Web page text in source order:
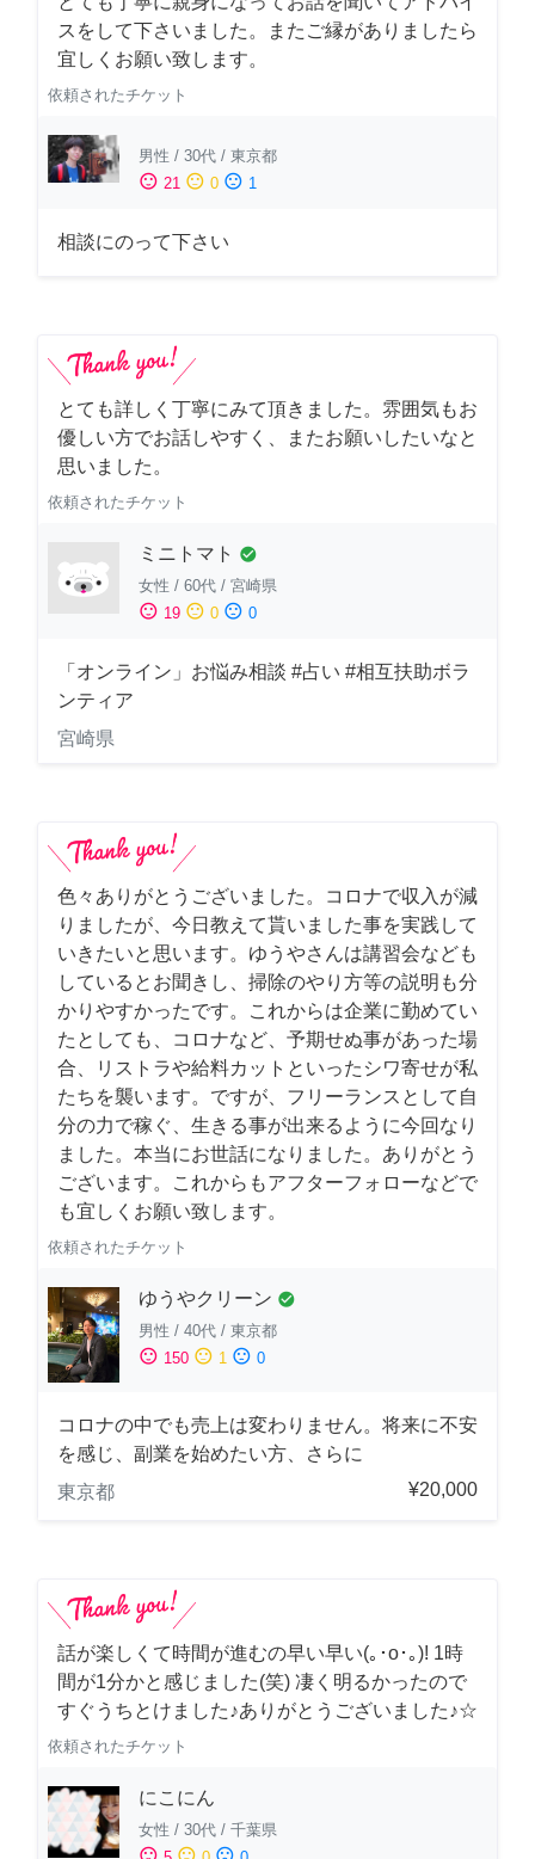
スをして下さいました。またご縁がありましたら
宜しくお願い致します。
依頼されたチケット
男性 / 30代 / 東京都
sentiment_satisfied 21 sentiment_neutral 0 sentiment_dissatisfied 1
相談にのって下さい
とても詳しく丁寧にみて頂きました。雰囲気もお
優しい方でお話しやすく、またお願いしたいなと
思いました。
依頼されたチケット
ミニトマト check_circle
女性 / 60代 / 宮崎県
sentiment_satisfied 19 sentiment_neutral 0 sentiment_dissatisfied 0
「オンライン」お悩み相談 #占い #相互扶助ボラ
ンティア
宮崎県
色々ありがとうございました。コロナで収入が減
りましたが、今日教えて貰いました事を実践して
いきたいと思います。ゆうやさんは講習会なども
しているとお聞きし、掃除のやり方等の説明も分
かりやすかったです。これからは企業に勤めてい
たとしても、コロナなど、予期せぬ事があった場
合、リストラや給料カットといったシワ寄せが私
たちを襲います。ですが、フリーランスとして自
分の力で稼ぐ、生きる事が出来るように今回なり
ました。本当にお世話になりました。ありがとう
ございます。これからもアフターフォローなどで
も宜しくお願い致します。
依頼されたチケット
ゆうやクリーン check_circle
男性 / 40代 / 東京都
sentiment_satisfied 150 sentiment_neutral 1 sentiment_dissatisfied 0
コロナの中でも売上は変わりません。将来に不安
を感じ、副業を始めたい方、さらに
東京都
¥20,000
話が楽しくて時間が進むの早い早い(｡･о･｡)! 1時
間が1分かと感じました(笑) 凄く明るかったので
すぐうちとけました♪ありがとうございました♪☆
依頼されたチケット
にこにん
女性 / 30代 / 千葉県